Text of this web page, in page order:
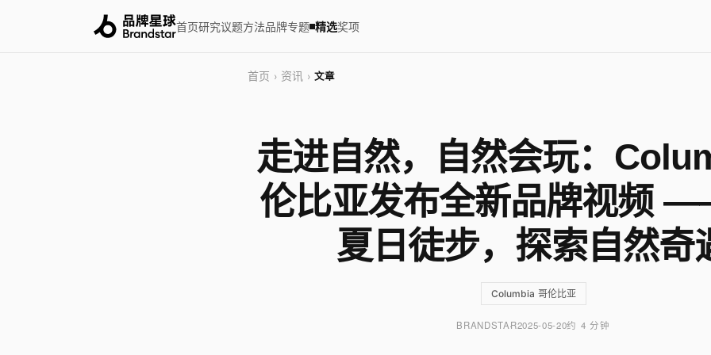
首页研究议题方法品牌专题 精选奖项
首页 › 资讯 › 文章
走进自然，自然会玩：
伦比亚发布全新品牌视频
夏日徒步，探索自然奇
Columbia 哥伦比亚
BRANDSTAR2025-05-20约 4 分钟